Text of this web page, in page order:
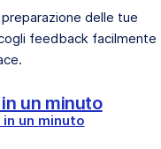
delle tue
feedback facilmente
un minuto